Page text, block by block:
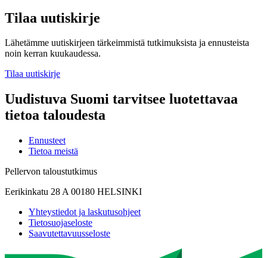
Tilaa uutiskirje
Lähetämme uutiskirjeen tärkeimmistä tutkimuksista ja ennusteista
noin kerran kuukaudessa.
Tilaa uutiskirje
Uudistuva Suomi tarvitsee luotettavaa
tietoa taloudesta
Ennusteet
Tietoa meistä
Pellervon taloustutkimus
Eerikinkatu 28 A 00180 HELSINKI
Yhteystiedot ja laskutusohjeet
Tietosuojaseloste
Saavutettavuusseloste